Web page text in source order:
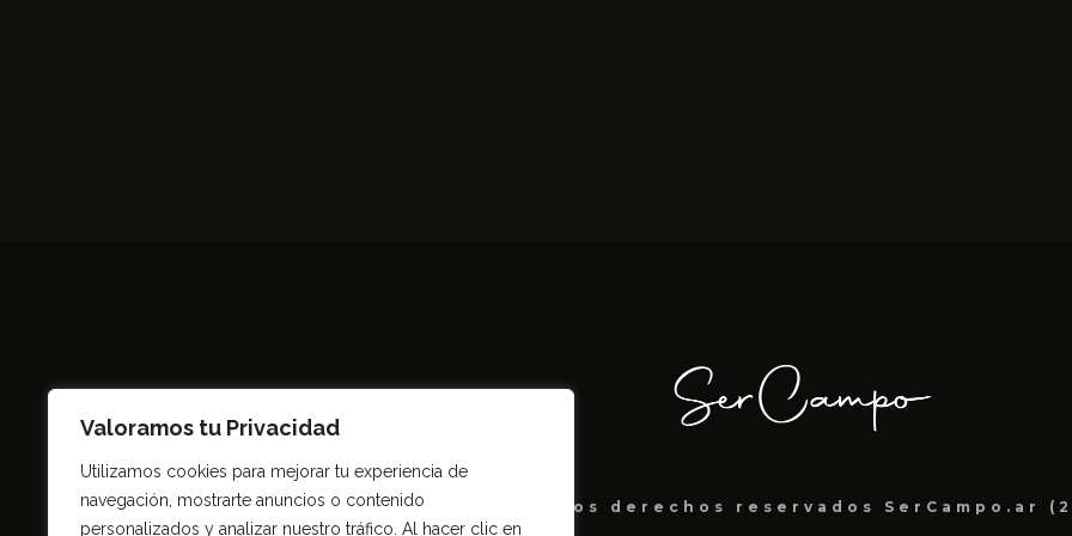
Valoramos tu Privacidad
Utilizamos cookies para mejorar tu experiencia de
navegación, mostrarte anuncios o contenido
personalizados y analizar nuestro tráfico. Al hacer clic en
Todos los derechos reservados SerCampo.ar